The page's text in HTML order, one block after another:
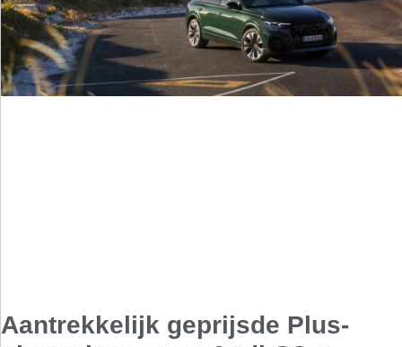
Aantrekkelijk geprijsde Plus-